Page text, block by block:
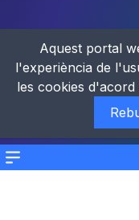
Menu
Aquest portal
l'experiència de
les cookies